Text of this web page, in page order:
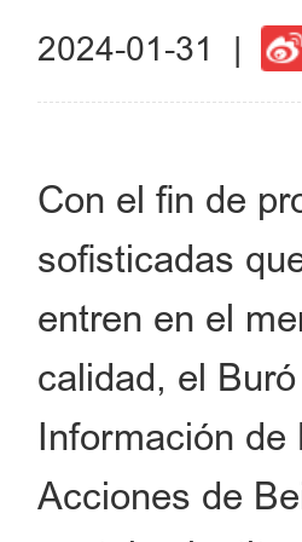
2024-01-31 |
Con el fin de
sofisticadas
entren en el
calidad, el
Información de
Acciones de